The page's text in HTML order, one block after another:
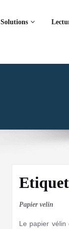
Solutions
Papier velin
Le papier vélin